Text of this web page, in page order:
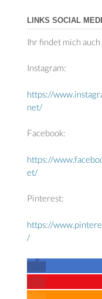
LINKS SOCIAL
Ihr findet mich auch
Instagram:
https://
net/
Facebook:
https://
et/
Pinterest:
https://
/